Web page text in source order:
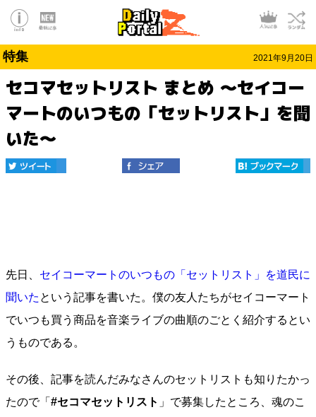
特集 2021年9月20日
セコマセットリスト まとめ ～セイコー
マートのいつもの「セットリスト」を聞
いた～
先日、 セイコーマートのいつもの「セットリスト」を道民に
聞いた という記事を書いた。僕の友人たちがセイコーマート
でいつも買う商品を音楽ライブの曲順のごとく紹介するとい
うものである。
その後、記事を読んだみなさんのセットリストも知りたかっ
たので「 #セコマセットリスト 」で募集したところ、魂のこ